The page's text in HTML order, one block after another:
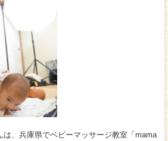
は、兵庫県でベビーマッサージ教室「mama